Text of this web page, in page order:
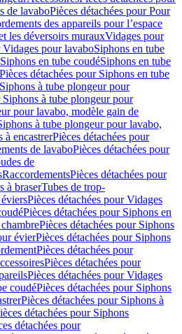
de lavaboPièces détachées pour Pour
des appareils pour l’espace
les déversoirs murauxVidages pour
Vidages pour lavaboSiphons en tube
en tube coudéSiphons en tube
Pièces détachées pour Siphons en tube
Siphons à tube plongeur pour
Siphons à tube plongeur pour
pour lavabo, modèle gain de
à tube plongeur pour lavabo,
à encastrerPièces détachées pour
de lavaboPièces détachées pour
de
RaccordementsPièces détachées pour
à braserTubes de trop-
Pièces détachées pour Vidages
Pièces détachées pour Siphons en
Pièces détachées pour Siphons
évierPièces détachées pour Siphons
Pièces détachées pour
Pièces détachées pour
Pièces détachées pour Vidages
coudéPièces détachées pour Siphons
Pièces détachées pour Siphons à
détachées pour Siphons
détachées pour